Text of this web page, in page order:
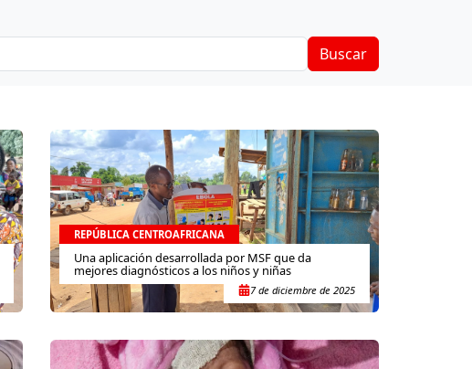
Buscar
REPÚBLICA CENTROAFRICANA
Una aplicación desarrollada por MSF que da
mejores diagnósticos a los niños y niñas
7 de diciembre de 2025